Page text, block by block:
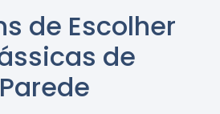
de Escolher
de